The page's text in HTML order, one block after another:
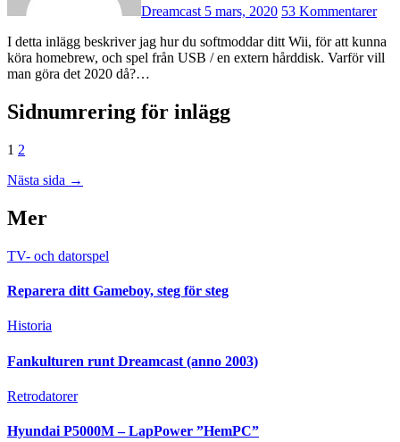
Dreamcast 5 mars, 2020 53 Kommentarer
I detta inlägg beskriver jag hur du softmoddar ditt Wii, för att kunna
köra homebrew, och spel från USB / en extern hårddisk. Varför vill
man göra det 2020 då?…
Sidnumrering för inlägg
1 2
Nästa sida →
Mer
TV- och datorspel
Reparera ditt Gameboy, steg för steg
Historia
Fankulturen runt Dreamcast (anno 2003)
Retrodatorer
Hyundai P5000M – LapPower ”HemPC”